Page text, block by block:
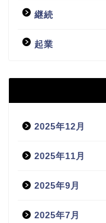
継続
起業
2025年12月
2025年11月
2025年9月
2025年7月